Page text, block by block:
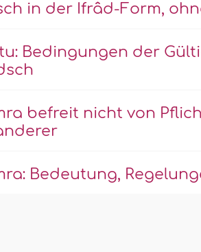
in der Ifrâd-Form,
Bedingungen der
befreit nicht von
Bedeutung,